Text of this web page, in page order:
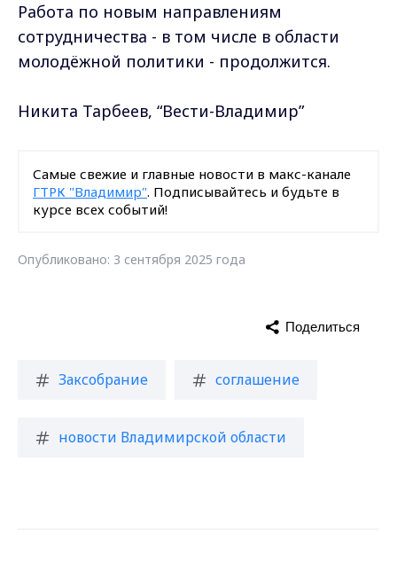
Работа по новым направлениям
сотрудничества - в том числе в области
молодёжной политики - продолжится.
Никита Тарбеев, “Вести-Владимир”
Самые свежие и главные новости в макс-канале
ГТРК "Владимир". Подписывайтесь и будьте в
курсе всех событий!
Опубликовано: 3 сентября 2025 года
Заксобрание соглашение
новости Владимирской области
Поделиться